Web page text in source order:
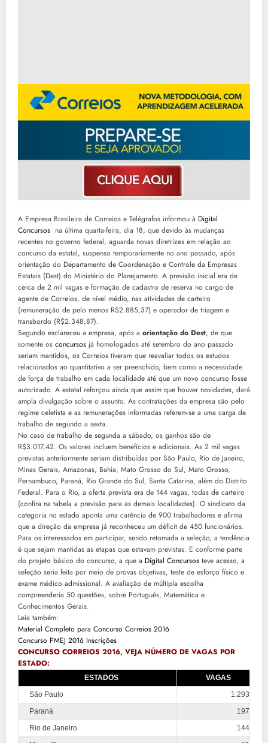
A Empresa Brasileira de Correios e Telégrafos informou à Digital
Concursos na última quarta-feira, dia 18, que devido às mudanças
recentes no governo federal, aguarda novas diretrizes em relação ao
concurso da estatal, suspenso temporariamente no ano passado, após
orientação do Departamento de Coordenação e Controle da Empresas
Estatais (Dest) do Ministério do Planejamento. A previsão inicial era de
cerca de 2 mil vagas e formação de cadastro de reserva no cargo de
agente de Correios, de nível médio, nas atividades de carteiro
(remuneração de pelo menos R$2.885,37) e operador de triagem e
transbordo (R$2.348,87).
Segundo esclareceu a empresa, após a orientação do Dest, de que
somente os concursos já homologados até setembro do ano passado
seriam mantidos, os Correios tiveram que reavaliar todos os estudos
relacionados ao quantitativo a ser preenchido, bem como a necessidade
de força de trabalho em cada localidade até que um novo concurso fosse
autorizado. A estatal reforçou ainda que assim que houver novidades, dará
ampla divulgação sobre o assunto. As contratações da empresa são pelo
regime celetista e as remunerações informadas referem-se a uma carga de
trabalho de segundo a sexta.
No caso de trabalho de segunda a sábado, os ganhos são de
R$3.017,42. Os valores incluem benefícios e adicionais. As 2 mil vagas
previstas anteriormente seriam distribuídas por São Paulo, Rio de Janeiro,
Minas Gerais, Amazonas, Bahia, Mato Grosso do Sul, Mato Grosso,
Pernambuco, Paraná, Rio Grande do Sul, Santa Catarina, além do Distrito
Federal. Para o Rio, a oferta prevista era de 144 vagas, todas de carteiro
(confira na tabela a previsão para as demais localidades). O sindicato da
categoria no estado aponta uma carência de 900 trabalhadores e afirma
que a direção da empresa já reconheceu um déficit de 450 funcionários.
Para os interessados em participar, sendo retomada a seleção, a tendência
é que sejam mantidas as etapas que estavam previstas. E conforme parte
do projeto básico do concurso, a que a Digital Concursos teve acesso, a
seleção seria feita por meio de provas objetivas, teste de esforço físico e
exame médico admissional. A avaliação de múltipla escolha
compreenderia 50 questões, sobre Português, Matemática e
Conhecimentos Gerais.
Leia também:
Material Completo para Concurso Correios 2016
Concurso PMEJ 2016 Inscrições
CONCURSO CORREIOS 2016, VEJA NÚMERO DE VAGAS POR
ESTADO:
ESTADOS
VAGAS
São Paulo
1.293
Paraná
197
Rio de Janeiro
144